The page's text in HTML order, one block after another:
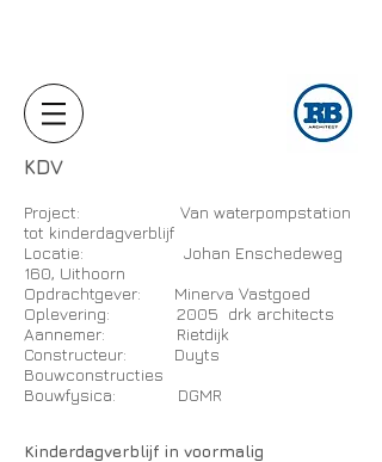
KDV
Project: Van waterpompstation
tot kinderdagverblijf
Locatie: Johan Enschedeweg
160, Uithoorn
Opdrachtgever: Minerva Vastgoed
Oplevering: 2005 drk architects
Aannemer: Rietdijk
Constructeur: Duyts
Bouwconstructies
Bouwfysica: DGMR
Kinderdagverblijf in voormalig